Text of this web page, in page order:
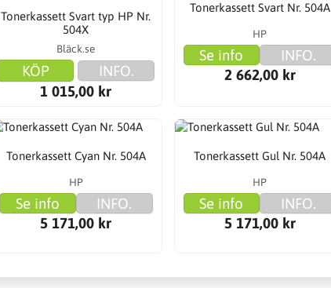
Tonerkassett Svart typ HP Nr.
504X
Bläck.se
KÖP
INFO.
1 015,00 kr
Tonerkassett Svart Nr. 504A
HP
Se info
INFO.
2 662,00 kr
Tonerkassett Cyan Nr. 504A
HP
Se info
INFO.
5 171,00 kr
Tonerkassett Gul Nr. 504A
HP
Se info
INFO.
5 171,00 kr